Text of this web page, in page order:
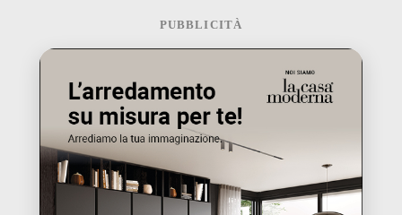
PUBBLICITÀ